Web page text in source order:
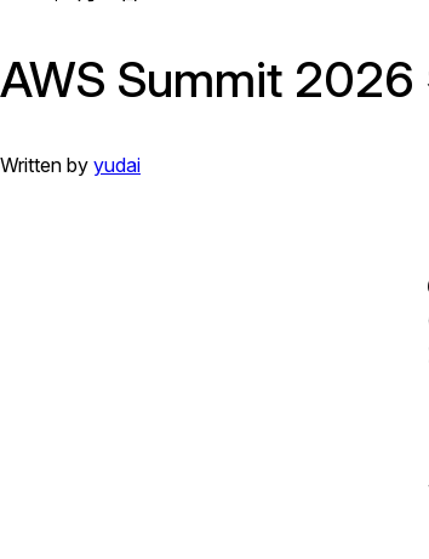
AWS Summit 2026
Written by yudai